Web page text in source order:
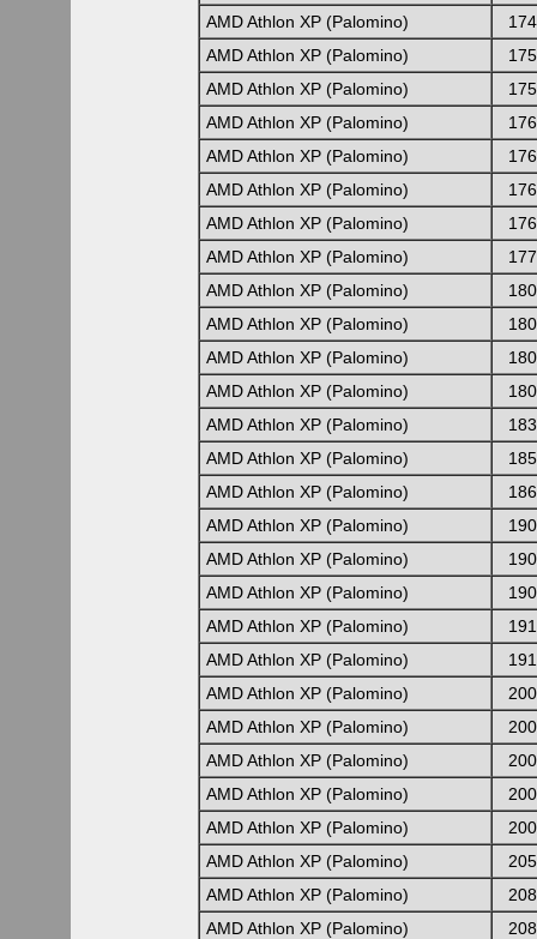
AMD Athlon XP (Palomino)
AMD Athlon XP (Palomino)
AMD Athlon XP (Palomino)
AMD Athlon XP (Palomino)
AMD Athlon XP (Palomino)
AMD Athlon XP (Palomino)
AMD Athlon XP (Palomino)
AMD Athlon XP (Palomino)
AMD Athlon XP (Palomino)
AMD Athlon XP (Palomino)
AMD Athlon XP (Palomino)
AMD Athlon XP (Palomino)
AMD Athlon XP (Palomino)
AMD Athlon XP (Palomino)
AMD Athlon XP (Palomino)
AMD Athlon XP (Palomino)
AMD Athlon XP (Palomino)
AMD Athlon XP (Palomino)
AMD Athlon XP (Palomino)
AMD Athlon XP (Palomino)
AMD Athlon XP (Palomino)
AMD Athlon XP (Palomino)
AMD Athlon XP (Palomino)
AMD Athlon XP (Palomino)
AMD Athlon XP (Palomino)
AMD Athlon XP (Palomino)
AMD Athlon XP (Palomino)
AMD Athlon XP (Palomino)